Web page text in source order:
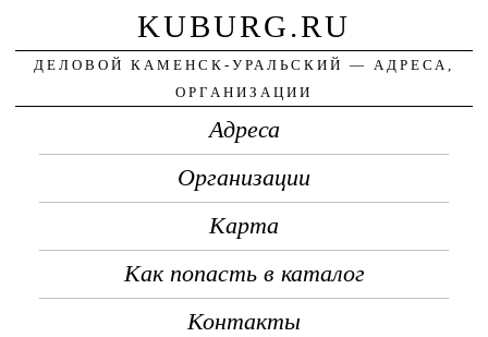
KUBURG.RU
ДЕЛОВОЙ КАМЕНСК-УРАЛЬСКИЙ — АДРЕСА,
ОРГАНИЗАЦИИ
Адреса
Организации
Карта
Как попасть в каталог
Контакты